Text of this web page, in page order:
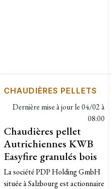
CHAUDIÈRES PELLETS
Dernière mise à jour le04/02 à
08:00
Chaudières pellet
Autrichiennes KWB
Easyfire granulés bois
La société PDP Holding GmbH
située à Salzbourg est actionnaire